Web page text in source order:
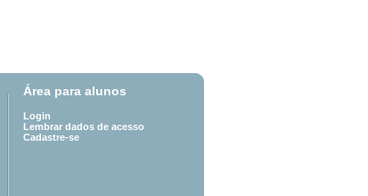
Área para alunos
Login
Lembrar dados de acesso
Cadastre-se